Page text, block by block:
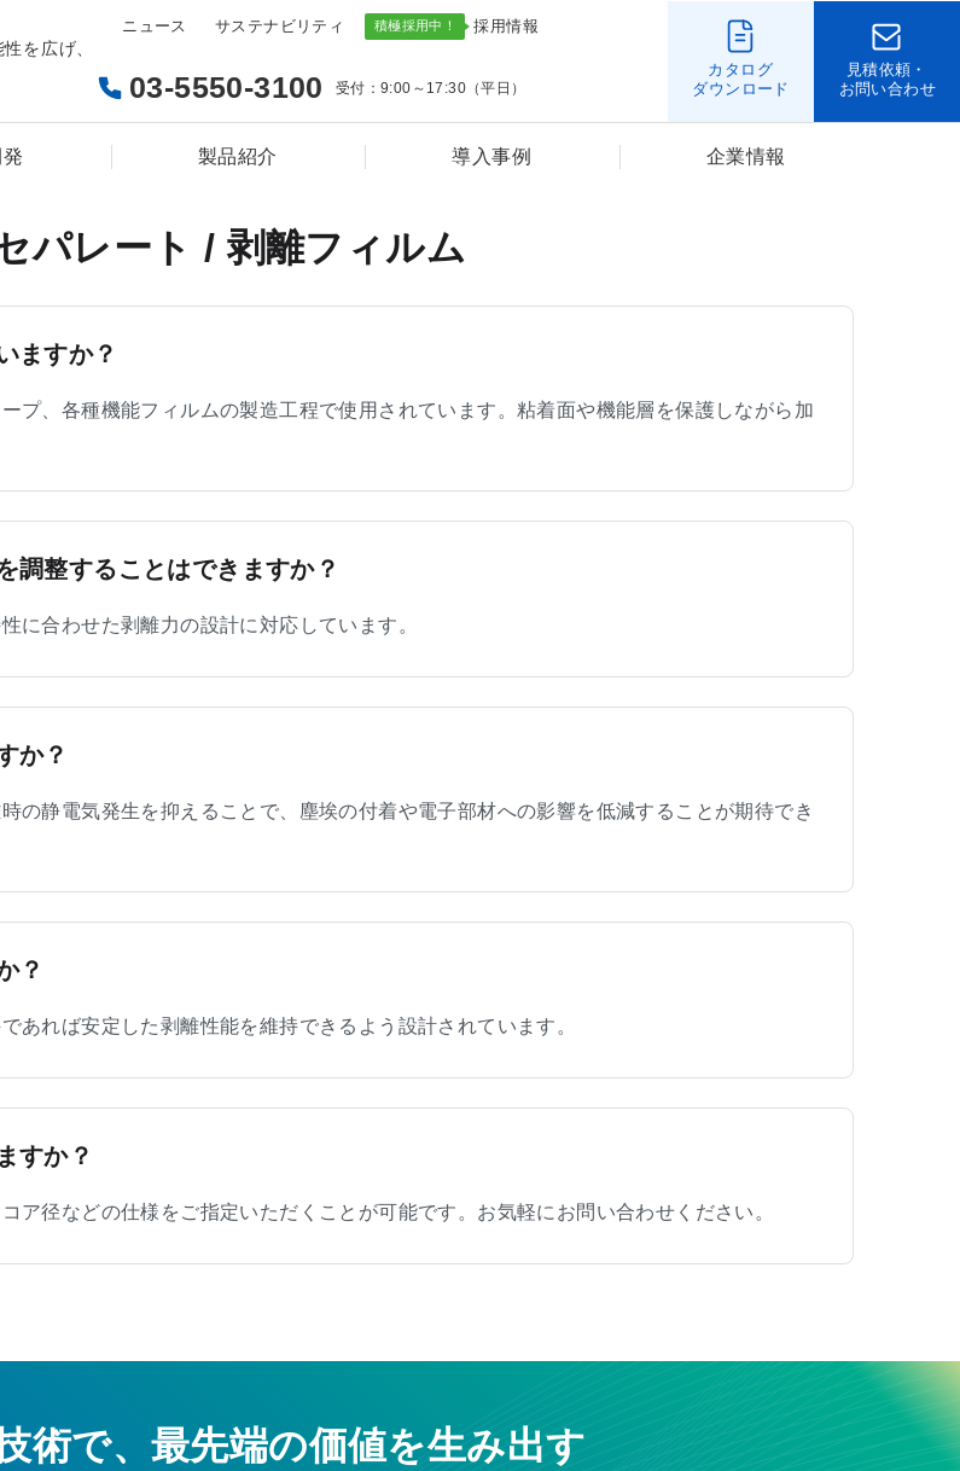
を広げ、
ニュース サステナビリティ 採用情報
03-5550-3100 受付：9:00～17:30（平日）
カタログ
ダウンロード
見積依頼・
お問い合わせ
製品紹介 導入事例 企業情報
パレート / 剥離フィルム
ますか？
プ、各種機能フィルムの製造工程で使用されています。粘着面や機能層を保護しながら加
調整することはできますか？
に合わせた剥離力の設計に対応しています。
か？
の静電気発生を抑えることで、塵埃の付着や電子部材への影響を低減することが期待でき
？
あれば安定した剥離性能を維持できるよう設計されています。
すか？
ア径などの仕様をご指定いただくことが可能です。お気軽にお問い合わせください。
術で、最先端の価値を生み出す